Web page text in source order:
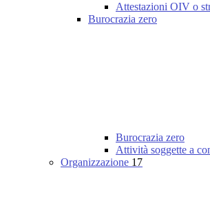
Attestazioni OIV o
Burocrazia zero
Burocrazia zero
Attività soggette a
Organizzazione 17